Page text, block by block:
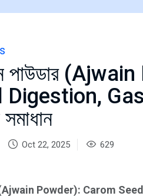
পাউডার
Digestion,
Oct 22, 2025 629
(Ajwain Powder): Carom